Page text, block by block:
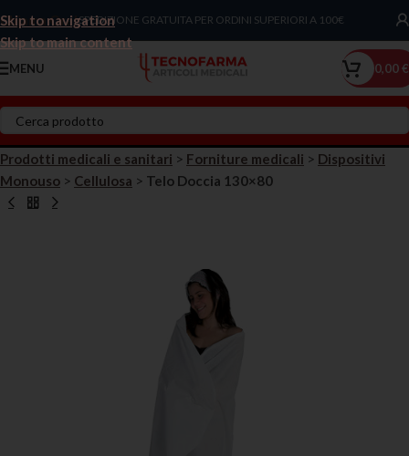
Skip to navigation
Skip to main content
Chiama Ora!SPEDIZIONE GRATUITA PER ORDINI SUPERIORI A 100€
MENU 0,00€
Prodotti medicali e sanitari > Forniture medicali > Dispositivi
Monouso > Cellulosa > Telo Doccia 130×80